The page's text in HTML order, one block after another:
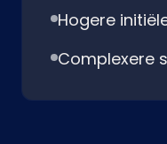
Hogere
Complexere